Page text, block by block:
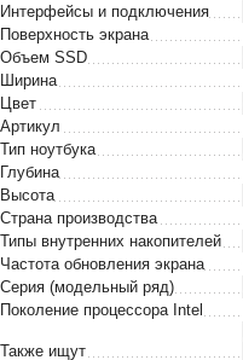
Интерфейсы и подключения
Поверхность экрана
Объем SSD
Ширина
Цвет
Артикул
Тип ноутбука
Глубина
Высота
Страна производства
Типы внутренних накопителей
Частота обновления экрана
Серия (модельный ряд)
Поколение процессора Intel
Также ищут